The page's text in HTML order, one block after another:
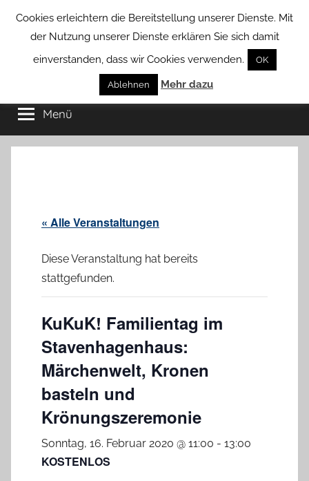
Borstel
von
Groß
Borstel
Menü
« Alle Veranstaltungen
Diese Veranstaltung hat bereits
stattgefunden.
KuKuK! Familientag im
Stavenhagenhaus:
Märchenwelt, Kronen
basteln und
Krönungszeremonie
Sonntag, 16. Februar 2020 @ 11:00 - 13:00
KOSTENLOS
Cookies erleichtern die Bereitstellung unserer Dienste. Mit
der Nutzung unserer Dienste erklären Sie sich damit
einverstanden, dass wir Cookies verwenden.
OK
Ablehnen Mehr dazu